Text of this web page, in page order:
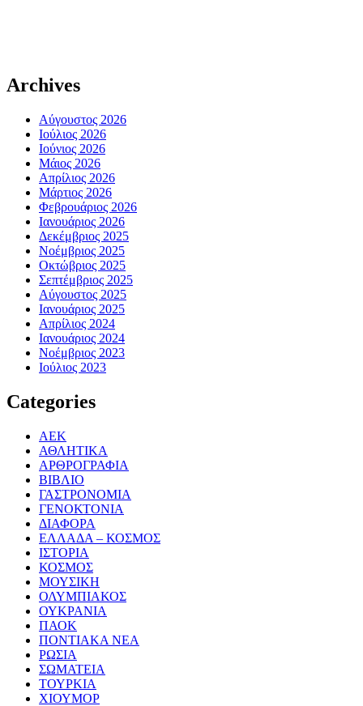
Archives
Αύγουστος 2026
Ιούλιος 2026
Ιούνιος 2026
Μάιος 2026
Απρίλιος 2026
Μάρτιος 2026
Φεβρουάριος 2026
Ιανουάριος 2026
Δεκέμβριος 2025
Νοέμβριος 2025
Οκτώβριος 2025
Σεπτέμβριος 2025
Αύγουστος 2025
Ιανουάριος 2025
Απρίλιος 2024
Ιανουάριος 2024
Νοέμβριος 2023
Ιούλιος 2023
Categories
ΑΕΚ
ΑΘΛΗΤΙΚΑ
ΑΡΘΡΟΓΡΑΦΙΑ
ΒΙΒΛΙΟ
ΓΑΣΤΡΟΝΟΜΙΑ
ΓΕΝΟΚΤΟΝΙΑ
ΔΙΑΦΟΡΑ
ΕΛΛΑΔΑ – ΚΟΣΜΟΣ
ΙΣΤΟΡΙΑ
ΚΟΣΜΟΣ
ΜΟΥΣΙΚΗ
ΟΛΥΜΠΙΑΚΟΣ
ΟΥΚΡΑΝΙΑ
ΠΑΟΚ
ΠΟΝΤΙΑΚΑ ΝΕΑ
ΡΩΣΙΑ
ΣΩΜΑΤΕΙΑ
ΤΟΥΡΚΙΑ
ΧΙΟΥΜΟΡ